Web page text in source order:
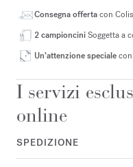
Consegna offertacon
2 campionciniSoggetta a
Un’attenzione speciale
I servizi
online
SPEDIZIONE